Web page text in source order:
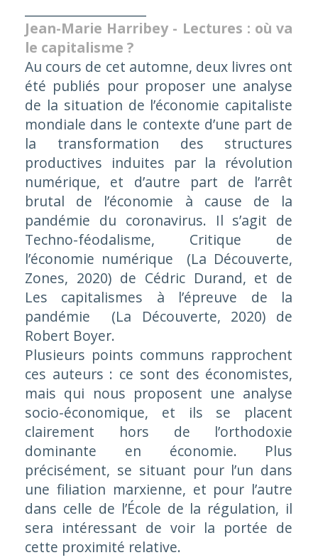
Jean-Marie Harribey - Lectures : où va
le capitalisme ?
Au cours de cet automne, deux livres ont
été publiés pour proposer une analyse
de la situation de l’économie capitaliste
mondiale dans le contexte d’une part de
la transformation des structures
productives induites par la révolution
numérique, et d’autre part de l’arrêt
brutal de l’économie à cause de la
pandémie du coronavirus. Il s’agit de
Techno-féodalisme, Critique de
l’économie numérique (La Découverte,
Zones, 2020) de Cédric Durand, et de
Les capitalismes à l’épreuve de la
pandémie (La Découverte, 2020) de
Robert Boyer.
Plusieurs points communs rapprochent
ces auteurs : ce sont des économistes,
mais qui nous proposent une analyse
socio-économique, et ils se placent
clairement hors de l’orthodoxie
dominante en économie. Plus
précisément, se situant pour l’un dans
une filiation marxienne, et pour l’autre
dans celle de l’École de la régulation, il
sera intéressant de voir la portée de
cette proximité relative.